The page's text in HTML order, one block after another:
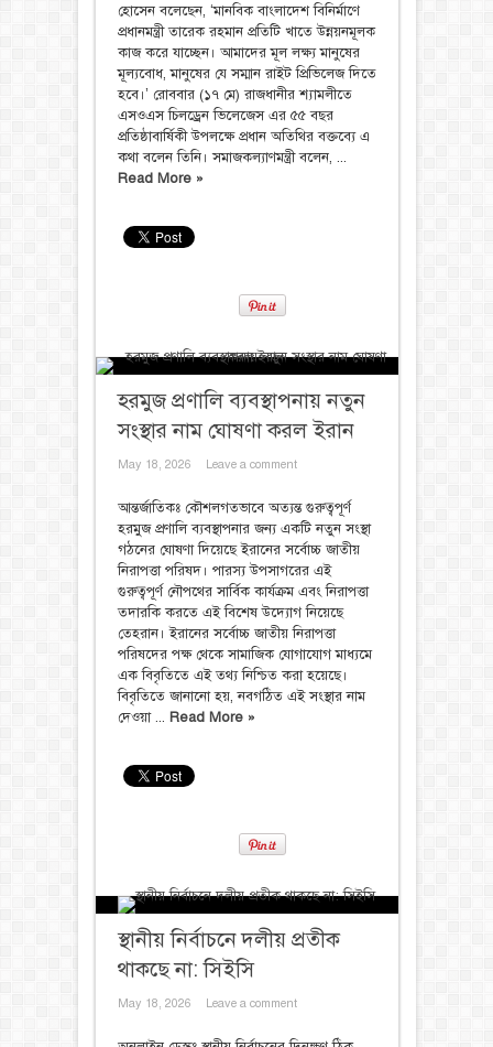
হোসেন বলেছেন, ‘মানবিক বাংলাদেশ বিনির্মাণে
প্রধানমন্ত্রী তারেক রহমান প্রতিটি খাতে উন্নয়নমূলক
কাজ করে যাচ্ছেন। আমাদের মূল লক্ষ্য মানুষের
মূল্যবোধ, মানুষের যে সম্মান রাইট প্রিভিলেজ দিতে
হবে।’ রোববার (১৭ মে) রাজধানীর শ্যামলীতে
এসওএস চিলড্রেন ভিলেজেস এর ৫৫ বছর
প্রতিষ্ঠাবার্ষিকী উপলক্ষে প্রধান অতিথির বক্তব্যে এ
কথা বলেন তিনি। সমাজকল্যাণমন্ত্রী বলেন, ...
Read More »
হরমুজ প্রণালি ব্যবস্থাপনায় নতুন
সংস্থার নাম ঘোষণা করল ইরান
May 18, 2026 Leave a comment
আন্তর্জাতিকঃ কৌশলগতভাবে অত্যন্ত গুরুত্বপূর্ণ
হরমুজ প্রণালি ব্যবস্থাপনার জন্য একটি নতুন সংস্থা
গঠনের ঘোষণা দিয়েছে ইরানের সর্বোচ্চ জাতীয়
নিরাপত্তা পরিষদ। পারস্য উপসাগরের এই
গুরুত্বপূর্ণ নৌপথের সার্বিক কার্যক্রম এবং নিরাপত্তা
তদারকি করতে এই বিশেষ উদ্যোগ নিয়েছে
তেহরান। ইরানের সর্বোচ্চ জাতীয় নিরাপত্তা
পরিষদের পক্ষ থেকে সামাজিক যোগাযোগ মাধ্যমে
এক বিবৃতিতে এই তথ্য নিশ্চিত করা হয়েছে।
বিবৃতিতে জানানো হয়, নবগঠিত এই সংস্থার নাম
দেওয়া ... Read More »
স্থানীয় নির্বাচনে দলীয় প্রতীক
থাকছে না: সিইসি
May 18, 2026 Leave a comment